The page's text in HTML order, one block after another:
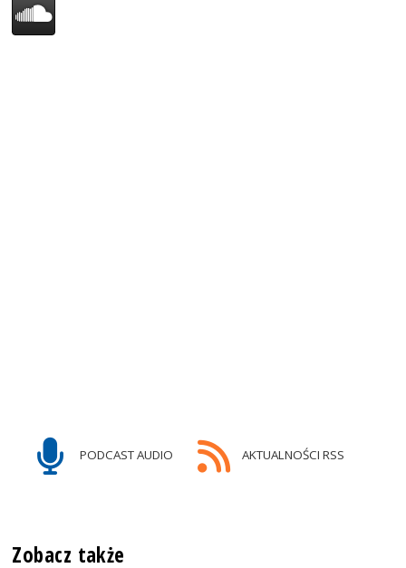
PODCAST AUDIO AKTUALNOŚCI RSS
Zobacz także